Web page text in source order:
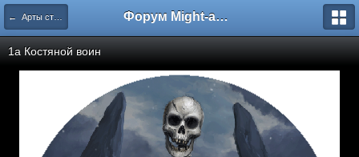
← Арты статьи Форум Might-and-Magic.ru
1a Костяной воин